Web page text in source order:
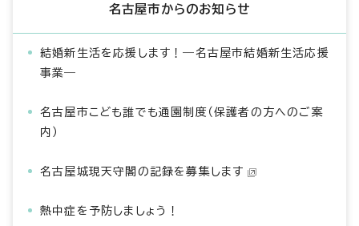
名古屋市からのお知らせ
結婚新生活を応援します！―名古屋市結婚新生活応援
事業―
名古屋市こども誰でも通園制度（保護者の方へのご案
内）
名古屋城現天守閣の記録を募集します
熱中症を予防しましょう！